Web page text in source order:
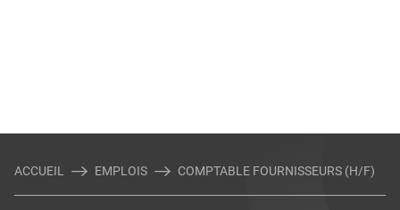
ACCUEIL EMPLOIS COMPTABLE FOURNISSEURS (H/F)